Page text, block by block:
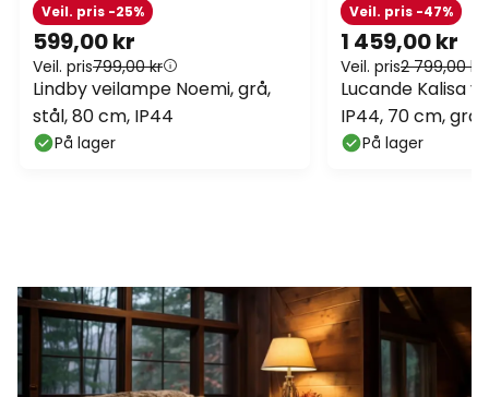
599,00 kr
Veil. pris799,00 kr
Veil. pris -25%
Lindby veilampe Noemi, grå,
stål, 80 cm, IP44
På lager
1 459,00 kr
Veil. pris2 799,00 kr
Veil. pris -47%
Lucande Kalisa
IP44, 70 cm,
På lager